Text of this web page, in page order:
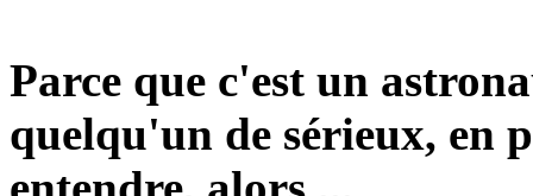
Parce que c'est un
quelqu'un de sérieux, en